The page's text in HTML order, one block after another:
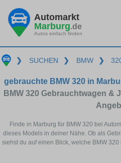
Automarkt
Marburg.de
Autos einfach finden
❯ SUCHEN ❯ BMW ❯
gebrauchte BMW 320 in
BMW 320 Gebrauchtwagen &
Finde in Marburg für BMW 320 bei
dieses Models in deiner Nähe. Ob als
siehst du auf einen Blick, welche BMW